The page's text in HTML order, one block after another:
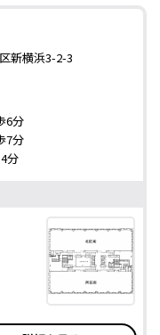
新横浜3-2-3
6分
7分
分